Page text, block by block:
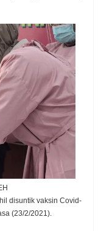
disuntik vaksin Covid-
(23/2/2021).